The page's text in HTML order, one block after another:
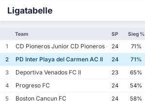
Ligatabelle
Team SP Sieg %
1 CD Pioneros Junior CD Pioneros de Cancun II
24 71%
2
PD Inter Playa del Carmen AC II 24 71%
3
Deportiva Venados FC II 23 65%
4
Progreso FC 24 54%
5
Boston Cancun FC 24 58%